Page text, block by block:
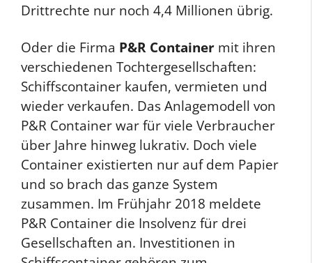
Drittrechte nur noch 4,4 Millionen übrig.
Oder die Firma P&R Container mit ihren
verschiedenen Tochtergesellschaften:
Schiffscontainer kaufen, vermieten und
wieder verkaufen. Das Anlagemodell von
P&R Container war für viele Verbraucher
über Jahre hinweg lukrativ. Doch viele
Container existierten nur auf dem Papier
und so brach das ganze System
zusammen. Im Frühjahr 2018 meldete
P&R Container die Insolvenz für drei
Gesellschaften an. Investitionen in